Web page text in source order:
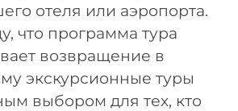
отеля или аэропорта.
что программа тура
возвращение в
экскурсионные туры
выбором для тех, кто